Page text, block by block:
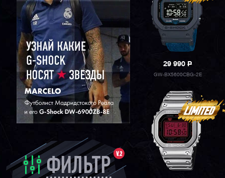
SEIKO
ORIENT
V.2
ФИЛЬТР
29 990P
GW-BX5600CBG-2E